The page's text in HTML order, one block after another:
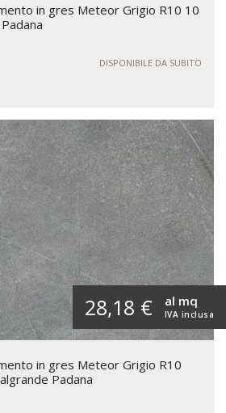
in gres Meteor Grigio R10 10
DISPONIBILE DA SUBITO
28,18 € IVA inclusa
al mq
in gres Meteor Grigio R10
Padana